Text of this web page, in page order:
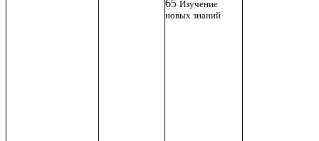
65 Изучение
новых знаний